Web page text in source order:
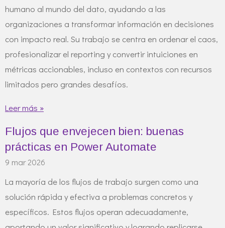
humano al mundo del dato, ayudando a las
organizaciones a transformar información en decisiones
con impacto real. Su trabajo se centra en ordenar el caos,
profesionalizar el reporting y convertir intuiciones en
métricas accionables, incluso en contextos con recursos
limitados pero grandes desafíos.
Leer más »
Flujos que envejecen bien: buenas
prácticas en Power Automate
9 mar 2026
La mayoría de los flujos de trabajo surgen como una
solución rápida y efectiva a problemas concretos y
específicos. Estos flujos operan adecuadamente,